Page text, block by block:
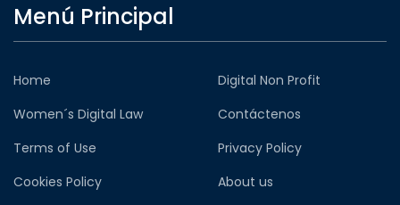
Menú Principal
Home
Digital Non Profit
Women´s Digital Law
Contáctenos
Terms of Use
Privacy Policy
Cookies Policy
About us